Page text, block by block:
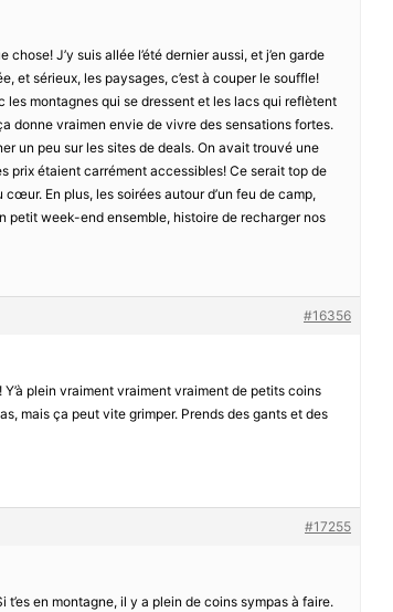
J’y suis allée l’été dernier aussi, et j’en garde
et sérieux, les paysages, c’est à couper le souffle!
les montagnes qui se dressent et les lacs qui reflètent
donne vraimen envie de vivre des sensations fortes.
un peu sur les sites de deals. On avait trouvé une
prix étaient carrément accessibles! Ce serait top de
En plus, les soirées autour d’un feu de camp,
petit week-end ensemble, histoire de recharger nos
#16356
plein vraiment vraiment vraiment de petits coins
mais ça peut vite grimper. Prends des gants et des
#17255
t’es en montagne, il y a plein de coins sympas à faire.